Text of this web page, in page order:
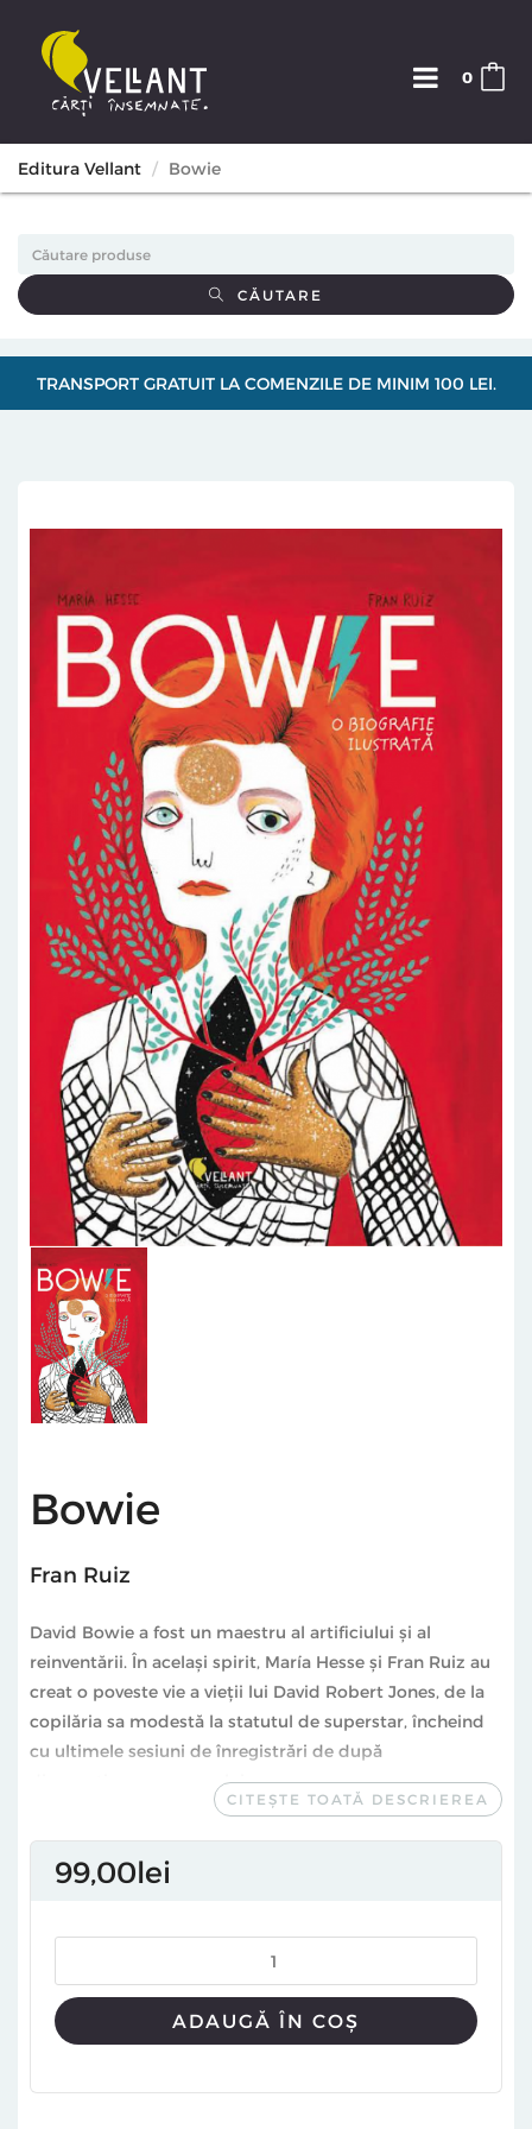
0
Editura Vellant Bowie
CĂUTARE
TRANSPORT GRATUIT LA COMENZILE DE MINIM 100 LEI.
Bowie
Fran Ruiz
David Bowie a fost un maestru al artificiului și al
reinventării. În același spirit, María Hesse și Fran Ruiz au
creat o poveste vie a vieții lui David Robert Jones, de la
copilăria sa modestă la statutul de superstar, încheind
cu ultimele sesiuni de înregistrări de după
diagnosticarea cancerului.
Narată din perspectiva starului rock, Bowie. O biografie
ilustratăredă în mod colorat atât momentele personale,
cât și pe cele profesionale decisive dintr-o viață marcată
renunțând la cocaină în timp ce alți muzicieni au cedat
în fața supradozelor mortale, luptându-se cu o viață
amoroasă tumultoasă și radiind bucurie în calitate de
tată.
CITEȘTE TOATĂ DESCRIEREA
99 00lei
ADAUGĂ ÎN COȘ